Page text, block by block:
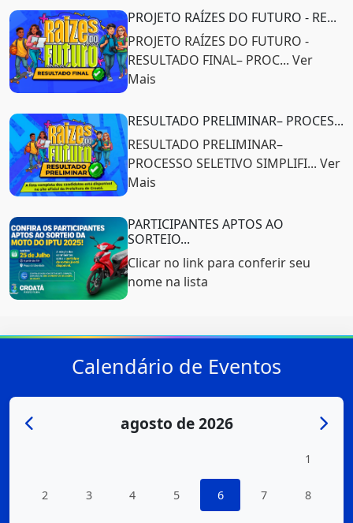
PROJETO RAÍZES DO FUTURO - RE...
PROJETO RAÍZES DO FUTURO -
RESULTADO FINAL– PROC... Ver
Mais
RESULTADO PRELIMINAR– PROCES...
RESULTADO PRELIMINAR–
PROCESSO SELETIVO SIMPLIFI... Ver
Mais
PARTICIPANTES APTOS AO
SORTEIO...
Clicar no link para conferir seu
nome na lista
Calendário de Eventos
agosto de 2026
1
2 3 4 5 6 7 8